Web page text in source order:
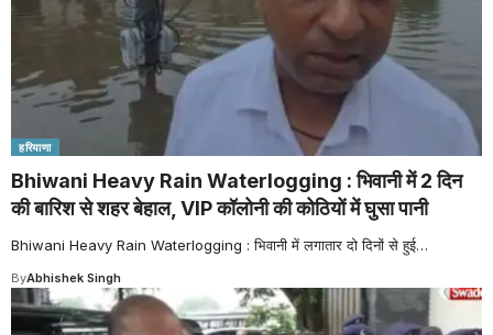
हरियाणा
Bhiwani Heavy Rain Waterlogging : भिवानी में 2 दिन
की बारिश से शहर बेहाल, VIP कॉलोनी की कोठियों में घुसा पानी
Bhiwani Heavy Rain Waterlogging : भिवानी में लगातार दो दिनों से हुई…
ByAbhishek Singh